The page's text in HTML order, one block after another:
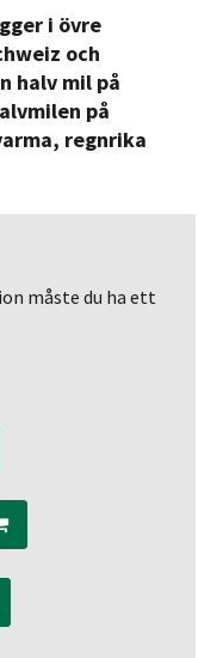
i övre
och
halv mil på
på
regnrika
måste du ha ett